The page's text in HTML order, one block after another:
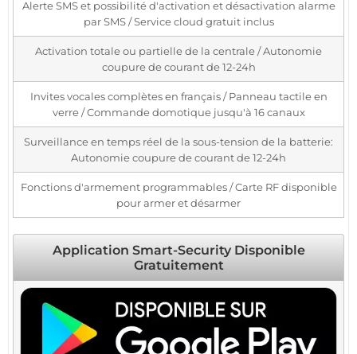
Alerte SMS et possibilité d'activation et désactivation alarme
par SMS / Service cloud gratuit inclus
Activation totale ou partielle de la centrale / Autonomie
coupure de courant de 12-24h
Invites vocales complètes en français / Panneau tactile en
verre / Commande domotique jusqu'à 16 canaux
Surveillance en temps réel de la sous-tension de la batterie:
Autonomie coupure de courant de 12-24h
Fonctions d'armement programmables / Carte RF disponible
pour armer et désarmer
Application Smart-Security Disponible
Gratuitement